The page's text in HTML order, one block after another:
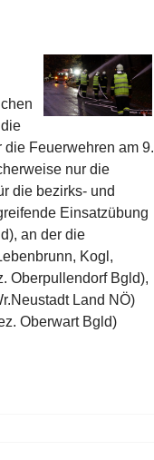
die Feuerwehren am 9.
nur die
die bezirks- und
Einsatzübung
an der die
Kogl,
Oberpullendorf Bgld),
Land NÖ)
Oberwart Bgld)